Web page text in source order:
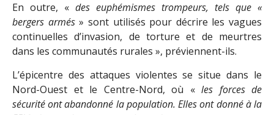
En outre, « des euphémismes trompeurs, tels que «
bergers armés» sont utilisés pour décrire les vagues
continuelles d’invasion, de torture et de meurtres
dans les communautés rurales », préviennent-ils.
L’épicentre des attaques violentes se situe dans le
Nord-Ouest et le Centre-Nord, où « les forces de
sécurité ont abandonné la population. Elles ont donné à la